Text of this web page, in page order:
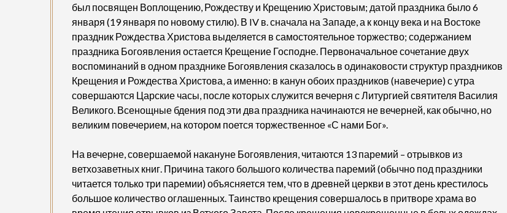
был посвящен Воплощению, Рождеству и Крещению Христовым; датой праздника было 6
января (19 января по новому стилю). В IV в. сначала на Западе, а к концу века и на Востоке
праздник Рождества Христова выделяется в самостоятельное торжество; содержанием
праздника Богоявления остается Крещение Господне. Первоначальное сочетание двух
воспоминаний в одном празднике Богоявления сказалось в одинаковости структур праздников
Крещения и Рождества Христова, а именно: в канун обоих праздников (навечерие) с утра
совершаются Царские часы, после которых служится вечерня с Литургией святителя Василия
Великого. Всенощные бдения под эти два праздника начинаются не вечерней, как обычно, но
великим повечерием, на котором поется торжественное «С нами Бог».
На вечерне, совершаемой накануне Богоявления, читаются 13 паремий – отрывков из
ветхозаветных книг. Причина такого большого количества паремий (обычно под праздники
читается только три паремии) объясняется тем, что в древней церкви в этот день крестилось
большое количество оглашенных. Таинство крещения совершалось в притворе храма во